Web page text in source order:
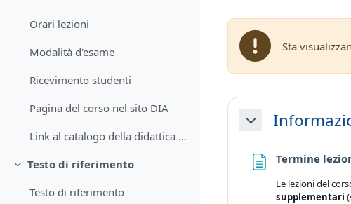
Orari lezioni
Modalità d'esame
Ricevimento studenti
Pagina del corso nel sito DIA
Link al catalogo della didattica a distanza
Minimizza
Testo di riferimento
Testo di riferimento
Sta
Schema
Minimizza
Termine
Le lezioni del
supplementari